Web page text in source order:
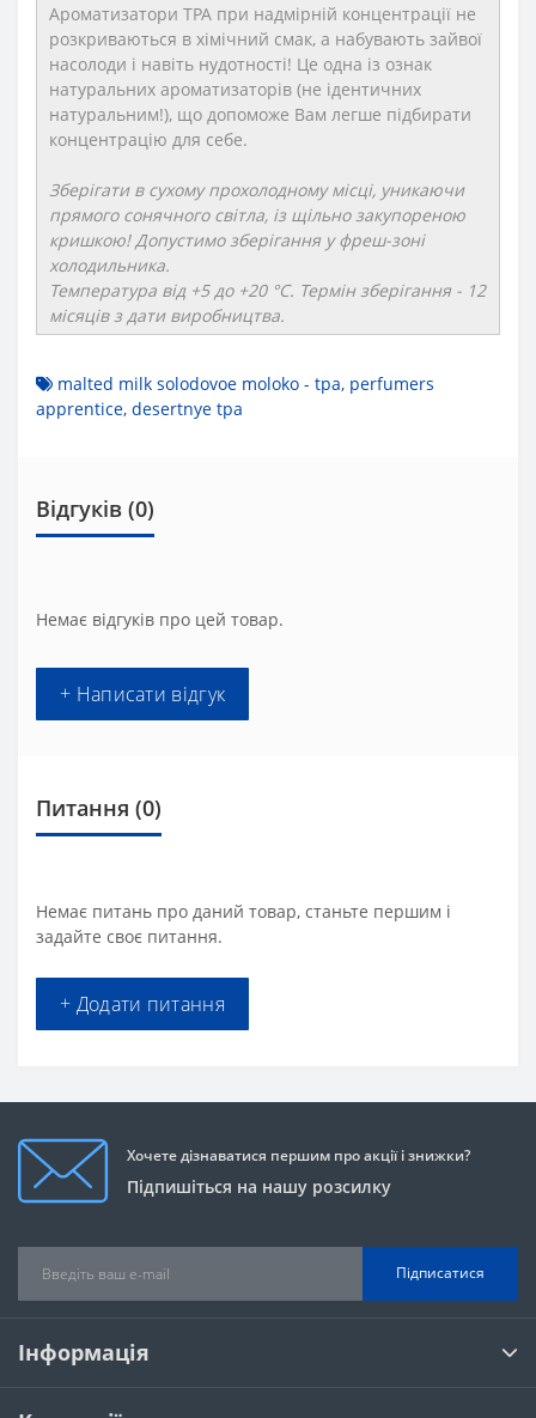
Ароматизатори TPA при надмірній концентрації не
розкриваються в хімічний смак, а набувають зайвої
насолоди і навіть нудотності! Це одна із ознак
натуральних ароматизаторів (не ідентичних
натуральним!), що допоможе Вам легше підбирати
концентрацію для себе.
Зберігати в сухому прохолодному місці, уникаючи
прямого сонячного світла, із щільно закупореною
кришкою! Допустимо зберігання у фреш-зоні
холодильника.
Температура від +5 до +20 °C. Термін зберігання - 12
місяців з дати виробництва.
malted milk solodovoe moloko - tpa, perfumers
apprentice, desertnye tpa
Відгуків (0)
Немає відгуків про цей товар.
+ Написати відгук
Питання (0)
Немає питань про даний товар, станьте першим і
задайте своє питання.
+ Додати питання
Хочете дізнаватися першим про акції і знижки?
Підпишіться на нашу розсилку
Підписатися
Інформація